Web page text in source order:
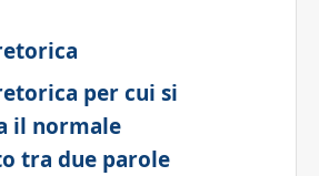
per cui si
il normale
tra due parole